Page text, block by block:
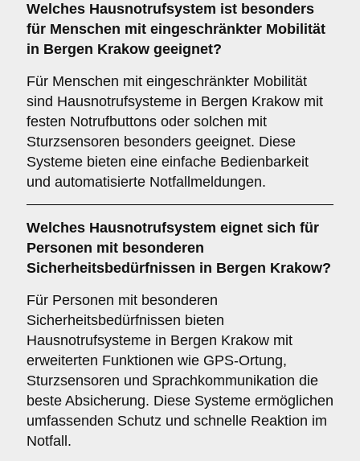
Welches Hausnotrufsystem ist besonders
für Menschen mit eingeschränkter Mobilität
in Bergen Krakow geeignet?
Für Menschen mit eingeschränkter Mobilität
sind Hausnotrufsysteme in Bergen Krakow mit
festen Notrufbuttons oder solchen mit
Sturzsensoren besonders geeignet. Diese
Systeme bieten eine einfache Bedienbarkeit
und automatisierte Notfallmeldungen.
Welches Hausnotrufsystem eignet sich für
Personen mit besonderen
Sicherheitsbedürfnissen in Bergen Krakow?
Für Personen mit besonderen
Sicherheitsbedürfnissen bieten
Hausnotrufsysteme in Bergen Krakow mit
erweiterten Funktionen wie GPS-Ortung,
Sturzsensoren und Sprachkommunikation die
beste Absicherung. Diese Systeme ermöglichen
umfassenden Schutz und schnelle Reaktion im
Notfall.